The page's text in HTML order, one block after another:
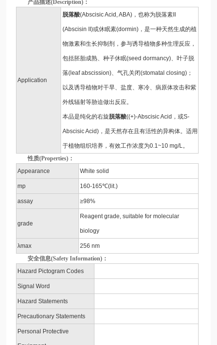
产品描述(Description)：
Application
脱落酸(Abscisic Acid, ABA)，也称为脱落素II
(Abscisin II)或休眠素(dormin)，是一种天然生成的植
物激素和生长抑制剂，参与诱导植物多种生理反应，
包括胚胎成熟、种子休眠(seed dormancy)、叶子脱
落(leaf abscission)、气孔关闭(stomatal closing)；
以及诱导植物对干旱、盐度、寒冷、病原体攻击和紫
外线辐射等胁迫做出反应。
本品是纯化的右旋脱落酸((+)-Abscisic Acid，或S-
Abscisic Acid)，是天然存在且有活性的异构体。适用
于植物组织培养，有效工作浓度为0.1~10 mg/L。
性质(Properties)：
Appearance
White solid
mp 160-165℃(lit.)
assay ≥98%
grade
Reagent grade, suitable for molecular
biology
λmax
256 nm
安全信息(Safety Information)：
Hazard Pictogram Codes
Signal Word
Hazard Statements
Precautionary Statements
Personal Protective